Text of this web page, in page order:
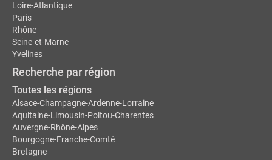
Loire-Atlantique
Paris
Rhône
Seine-et-Marne
Yvelines
Recherche par région
Toutes les régions
Alsace-Champagne-Ardenne-Lorraine
Aquitaine-Limousin-Poitou-Charentes
Auvergne-Rhône-Alpes
Bourgogne-Franche-Comté
Bretagne